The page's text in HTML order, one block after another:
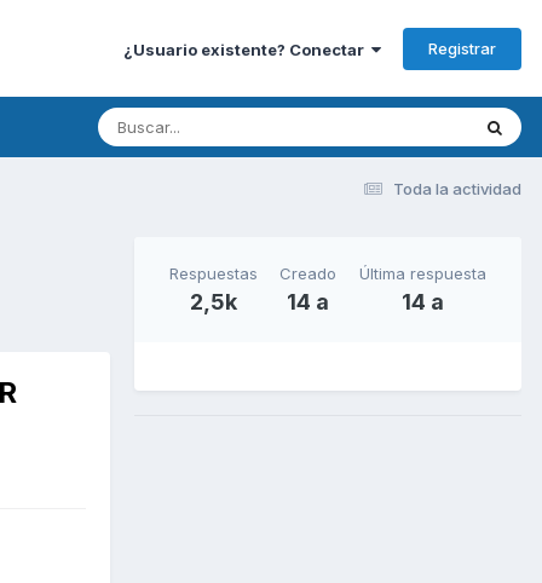
¿Usuario existente? Conectar Registrar
Toda la actividad
Respuestas
2,5k
Creado
14 a
Última respuesta
14 a